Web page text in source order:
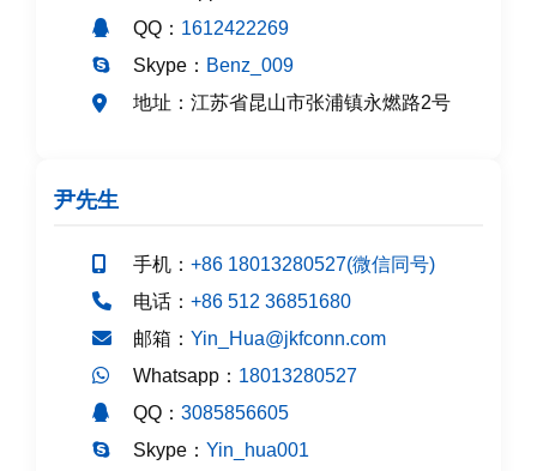
QQ： 1612422269
Skype： Benz_009
地址： 江苏省昆山市张浦镇永燃路2号
尹先生
手机： +86 18013280527(微信同号)
电话： +86 512 36851680
邮箱： Yin_Hua@jkfconn.com
Whatsapp： 18013280527
QQ： 3085856605
Skype： Yin_hua001